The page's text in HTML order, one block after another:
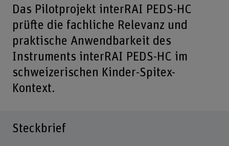
Das Pilotprojekt interRAI PEDS-HC
prüfte die fachliche Relevanz und
praktische Anwendbarkeit des
Instruments interRAI PEDS-HC im
schweizerischen Kinder-Spitex-
Kontext.
Steckbrief